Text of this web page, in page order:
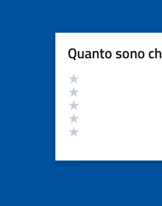
Quanto sono
Valutazione